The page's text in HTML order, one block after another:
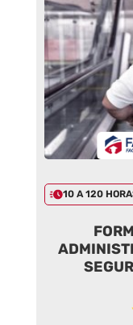
10 A 120